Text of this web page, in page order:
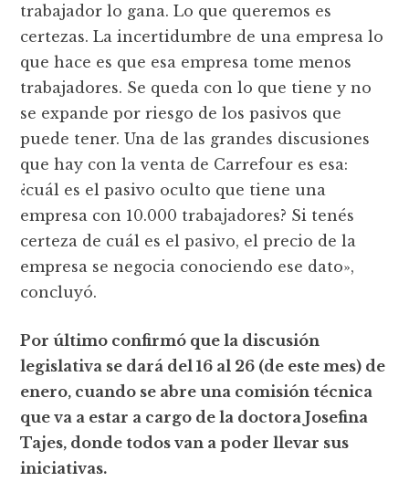
trabajador lo gana. Lo que queremos es
certezas. La incertidumbre de una empresa lo
que hace es que esa empresa tome menos
trabajadores. Se queda con lo que tiene y no
se expande por riesgo de los pasivos que
puede tener. Una de las grandes discusiones
que hay con la venta de Carrefour es esa:
¿cuál es el pasivo oculto que tiene una
empresa con 10.000 trabajadores? Si tenés
certeza de cuál es el pasivo, el precio de la
empresa se negocia conociendo ese dato»,
concluyó.
Por último confirmó que la discusión
legislativa se dará del 16 al 26 (de este mes) de
enero, cuando se abre una comisión técnica
que va a estar a cargo de la doctora Josefina
Tajes, donde todos van a poder llevar sus
iniciativas.